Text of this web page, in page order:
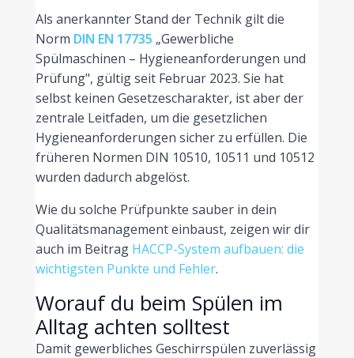
Als anerkannter Stand der Technik gilt die
Norm DIN EN 17735 „Gewerbliche
Spülmaschinen – Hygieneanforderungen und
Prüfung", gültig seit Februar 2023. Sie hat
selbst keinen Gesetzescharakter, ist aber der
zentrale Leitfaden, um die gesetzlichen
Hygieneanforderungen sicher zu erfüllen. Die
früheren Normen DIN 10510, 10511 und 10512
wurden dadurch abgelöst.
Wie du solche Prüfpunkte sauber in dein
Qualitätsmanagement einbaust, zeigen wir dir
auch im Beitrag HACCP-System aufbauen: die
wichtigsten Punkte und Fehler.
Worauf du beim Spülen im
Alltag achten solltest
Damit gewerbliches Geschirrspülen zuverlässig